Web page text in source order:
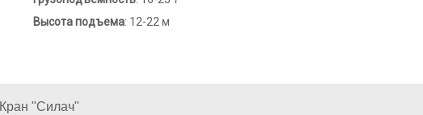
Высота подъема: 12-22 м
Кран "Силач"